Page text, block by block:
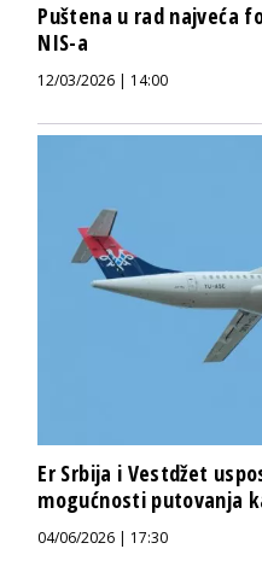
Puštena u rad najveća
NIS-a
12/03/2026 | 14:00
Er Srbija i Vestdžet
mogućnosti putovanja
04/06/2026 | 17:30